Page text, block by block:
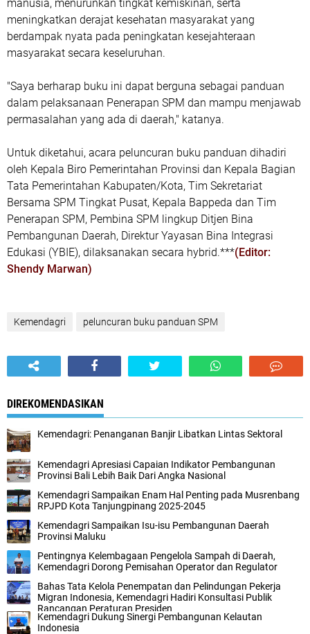
manusia, menurunkan tingkat kemiskinan, serta
meningkatkan derajat kesehatan masyarakat yang
berdampak nyata pada peningkatan kesejahteraan
masyarakat secara keseluruhan.
"Saya berharap buku ini dapat berguna sebagai panduan
dalam pelaksanaan Penerapan SPM dan mampu menjawab
permasalahan yang ada di daerah," katanya.
Untuk diketahui, acara peluncuran buku panduan dihadiri
oleh Kepala Biro Pemerintahan Provinsi dan Kepala Bagian
Tata Pemerintahan Kabupaten/Kota, Tim Sekretariat
Bersama SPM Tingkat Pusat, Kepala Bappeda dan Tim
Penerapan SPM, Pembina SPM lingkup Ditjen Bina
Pembangunan Daerah, Direktur Yayasan Bina Integrasi
Edukasi (YBIE), dilaksanakan secara hybrid.***(Editor:
Shendy Marwan)
Kemendagri peluncuran buku panduan SPM
DIREKOMENDASIKAN
Kemendagri: Penanganan Banjir Libatkan Lintas Sektoral
Kemendagri Apresiasi Capaian Indikator Pembangunan
Provinsi Bali Lebih Baik Dari Angka Nasional
Kemendagri Sampaikan Enam Hal Penting pada Musrenbang
RPJPD Kota Tanjungpinang 2025-2045
Kemendagri Sampaikan Isu-isu Pembangunan Daerah
Provinsi Maluku
Pentingnya Kelembagaan Pengelola Sampah di Daerah,
Kemendagri Dorong Pemisahan Operator dan Regulator
Bahas Tata Kelola Penempatan dan Pelindungan Pekerja
Migran Indonesia, Kemendagri Hadiri Konsultasi Publik
Rancangan Peraturan Presiden
Kemendagri Dukung Sinergi Pembangunan Kelautan
Indonesia